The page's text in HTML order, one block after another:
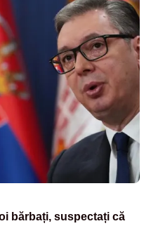
bărbați, suspectați că